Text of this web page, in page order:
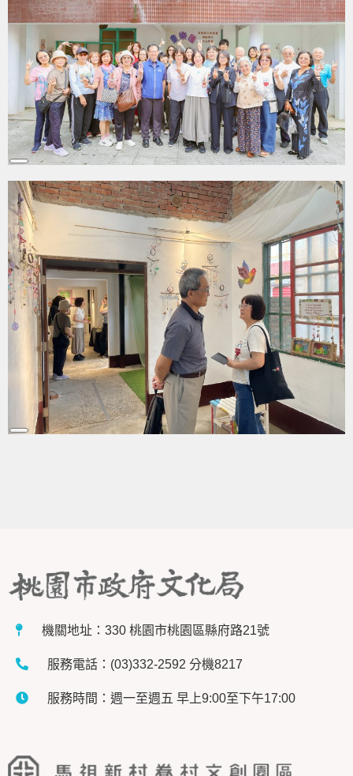
Long
Description
Long
機關地址：330 桃園市桃園區縣府路21號
服務電話：(03)332-2592 分機8217
服務時間：週一至週五 早上9:00至下午17:00